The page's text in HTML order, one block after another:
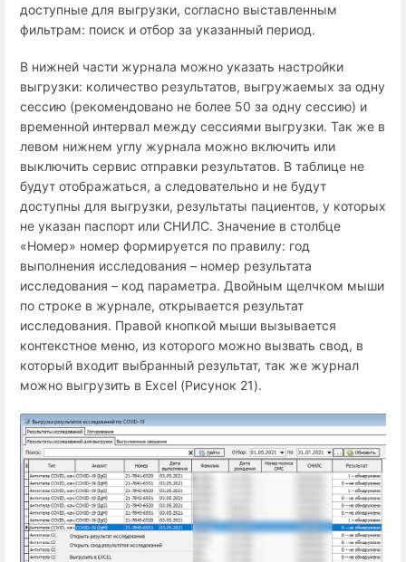
доступные для выгрузки, согласно выставленным
фильтрам: поиск и отбор за указанный период.
В нижней части журнала можно указать настройки
выгрузки: количество результатов, выгружаемых за одну
сессию (рекомендовано не более 50 за одну сессию) и
временной интервал между сессиями выгрузки. Так же в
левом нижнем углу журнала можно включить или
выключить сервис отправки результатов. В таблице не
будут отображаться, а следовательно и не будут
доступны для выгрузки, результаты пациентов, у которых
не указан паспорт или СНИЛС. Значение в столбце
«Номер» номер формируется по правилу: год
выполнения исследования – номер результата
исследования – код параметра. Двойным щелчком мыши
по строке в журнале, открывается результат
исследования. Правой кнопкой мыши вызывается
контекстное меню, из которого можно вызвать свод, в
который входит выбранный результат, так же журнал
можно выгрузить в Excel (Рисунок 21).